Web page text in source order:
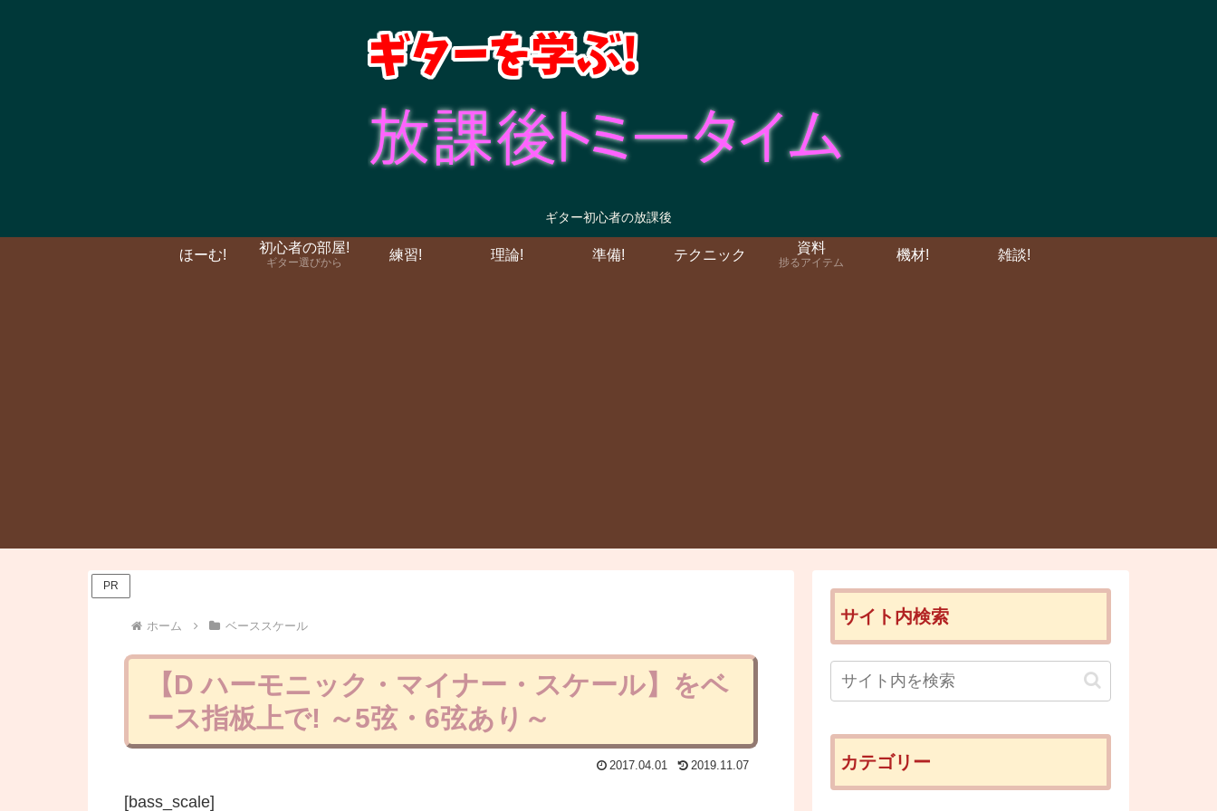
ギター初心者の放課後
ほーむ!
初心者の部屋!
ギター選びから
練習! 理論! 準備! テクニック
資料
捗るアイテム
機材! 雑談!
PR
ホーム ベーススケール
【D ハーモニック・マイナー・スケール】をベ
ース指板上で! ～5弦・6弦あり～
2017.04.01 2019.11.07
[bass_scale]
サイト内検索
カテゴリー